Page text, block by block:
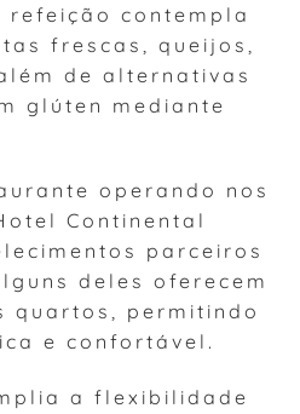
refeição contempla
frescas, queijos,
de alternativas
glúten mediante
operando nos
Continental
parceiros
deles oferecem
quartos, permitindo
e confortável.
a flexibilidade